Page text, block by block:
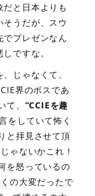
と日本よりも
うだが、スウ
でプレゼンなん
ですな。
じゃなくて、
界のボスであ
て、 “CCIEを趣
をしていて怖く
と拝見させて頂
ゃないかこれ！
を怒っているの
の大変だったで